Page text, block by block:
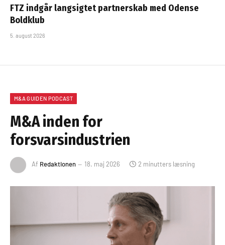
FTZ indgår langsigtet partnerskab med Odense
Boldklub
5. august 2026
M&A GUIDEN PODCAST
M&A inden for
forsvarsindustrien
Af Redaktionen 18. maj 2026 2 minutters læsning